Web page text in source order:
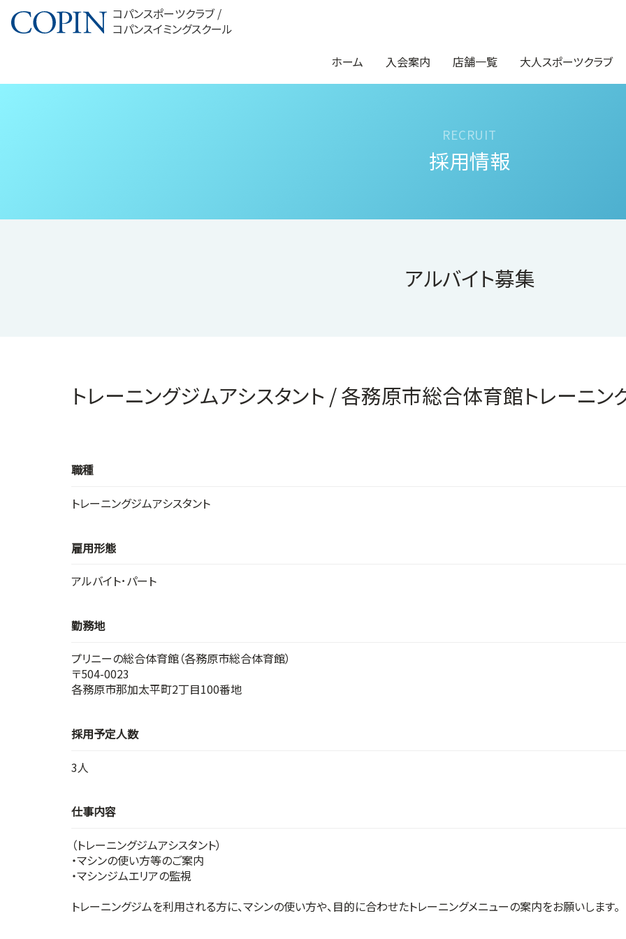
コパンスポーツクラブ /
コパンスイミングスクール
ホーム
入会案内 店舗一覧 大人スポーツクラブ
採用情報
アルバイト募集
トレーニングジムアシスタント / 各務原市総合体育館トレーニン
職種
トレーニングジムアシスタント
雇用形態
アルバイト･パート
勤務地
プリニーの総合体育館（各務原市総合体育館）
〒504-0023
各務原市那加太平町2丁目100番地
採用予定人数
3人
仕事内容
（トレーニングジムアシスタント）
・マシンの使い方等のご案内
・マシンジムエリアの監視
トレーニングジムを利用される方に、マシンの使い方や、目的に合わせたトレーニングメニューの案内をお願いします。